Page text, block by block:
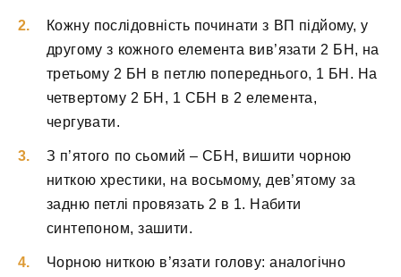
Кожну послідовність починати з ВП підйому, у
другому з кожного елемента вив’язати 2 БН, на
третьому 2 БН в петлю попереднього, 1 БН. На
четвертому 2 БН, 1 СБН в 2 елемента,
чергувати.
З п’ятого по сьомий – СБН, вишити чорною
ниткою хрестики, на восьмому, дев’ятому за
задню петлі провязать 2 в 1. Набити
синтепоном, зашити.
Чорною ниткою в’язати голову: аналогічно